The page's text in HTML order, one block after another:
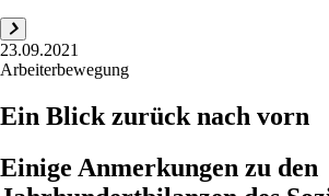
23.09.2021
Arbeiterbewegung
Ein Blick zurück nach vorn
Einige Anmerkungen zu den